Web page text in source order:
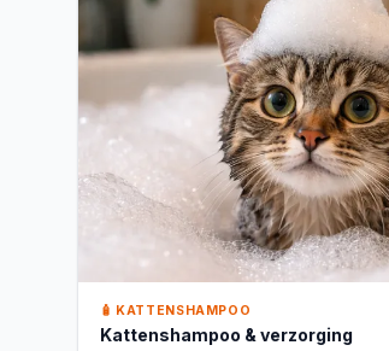
🧴 KATTENSHAMPOO
Kattenshampoo & verzorging